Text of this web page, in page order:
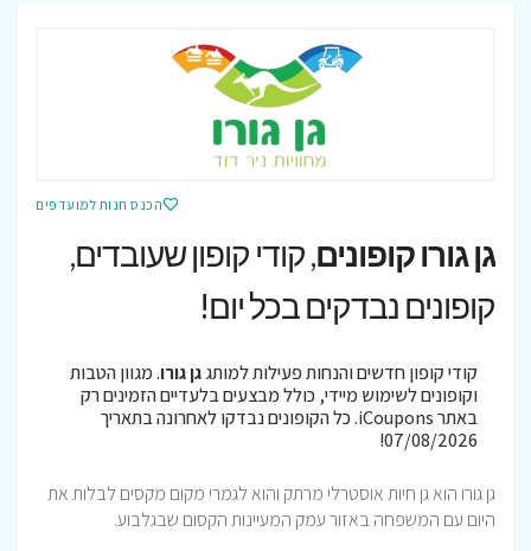
הכנס חנות למועדפים
גן גורו קופונים, קודי קופון שעובדים,
קופונים נבדקים בכל יום!
קודי קופון חדשים והנחות פעילות למותגגן גורו. מגוון הטבות
וקופונים לשימוש מיידי, כולל מבצעים בלעדיים הזמינים רק
באתר iCoupons. כל הקופונים נבדקו לאחרונה בתאריך
07/08/2026!
גן גורו הוא גן חיות אוסטרלי מרתק והוא לגמרי מקום מקסים לבלות את
היום עם המשפחה באזור עמק המעיינות הקסום שבגלבוע.